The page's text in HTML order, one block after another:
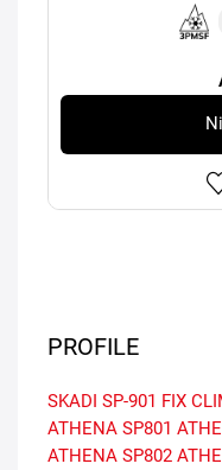
PROFILE
SKADI SP-901 FIX
ATHENA SP801
ATHENA SP802